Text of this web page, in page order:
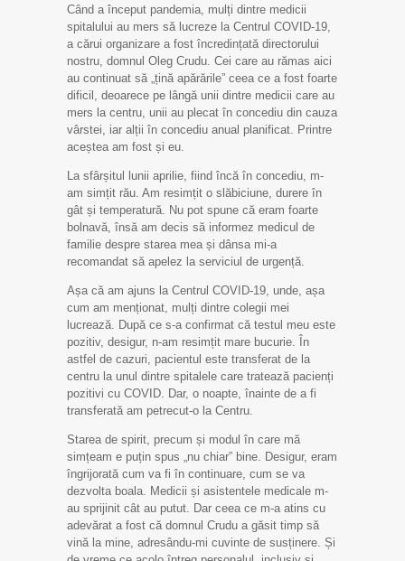
Când a început pandemia, mulți dintre medicii
spitalului au mers să lucreze la Centrul COVID-19,
a cărui organizare a fost încredințată directorului
nostru, domnul Oleg Crudu. Cei care au rămas aici
au continuat să „țină apărările” ceea ce a fost foarte
dificil, deoarece pe lângă unii dintre medicii care au
mers la centru, unii au plecat în concediu din cauza
vârstei, iar alții în concediu anual planificat. Printre
aceștea am fost și eu.
La sfârșitul lunii aprilie, fiind încă în concediu, m-
am simțit rău. Am resimțit o slăbiciune, durere în
gât și temperatură. Nu pot spune că eram foarte
bolnavă, însă am decis să informez medicul de
familie despre starea mea și dânsa mi-a
recomandat să apelez la serviciul de urgență.
Așa că am ajuns la Centrul COVID-19, unde, așa
cum am menționat, mulți dintre colegii mei
lucrează. După ce s-a confirmat că testul meu este
pozitiv, desigur, n-am resimțit mare bucurie. În
astfel de cazuri, pacientul este transferat de la
centru la unul dintre spitalele care tratează pacienți
pozitivi cu COVID. Dar, o noapte, înainte de a fi
transferată am petrecut-o la Centru.
Starea de spirit, precum și modul în care mă
simțeam e puțin spus „nu chiar” bine. Desigur, eram
îngrijorată cum va fi în continuare, cum se va
dezvolta boala. Medicii și asistentele medicale m-
au sprijinit cât au putut. Dar ceea ce m-a atins cu
adevărat a fost că domnul Crudu a găsit timp să
vină la mine, adresându-mi cuvinte de susținere. Și